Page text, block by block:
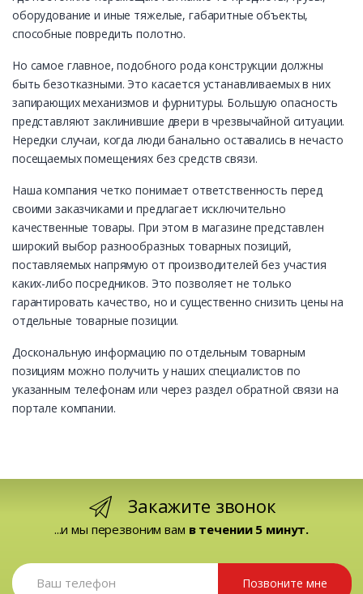
оборудование и иные тяжелые, габаритные объекты,
способные повредить полотно.
Но самое главное, подобного рода конструкции должны
быть безотказными. Это касается устанавливаемых в них
запирающих механизмов и фурнитуры. Большую опасность
представляют заклинившие двери в чрезвычайной ситуации.
Нередки случаи, когда люди банально оставались в нечасто
посещаемых помещениях без средств связи.
Наша компания четко понимает ответственность перед
своими заказчиками и предлагает исключительно
качественные товары. При этом в магазине представлен
широкий выбор разнообразных товарных позиций,
поставляемых напрямую от производителей без участия
каких-либо посредников. Это позволяет не только
гарантировать качество, но и существенно снизить цены на
отдельные товарные позиции.
Доскональную информацию по отдельным товарным
позициям можно получить у наших специалистов по
указанным телефонам или через раздел обратной связи на
портале компании.
Закажите звонок
...и мы перезвоним вам в течении 5 минут.
Позвоните мне